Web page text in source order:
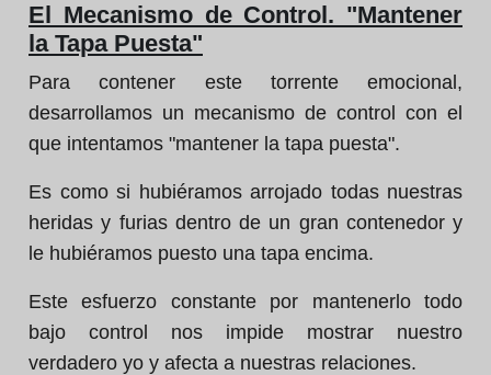
El Mecanismo de Control. "Mantener
la Tapa Puesta"
Para contener este torrente emocional,
desarrollamos un mecanismo de control con el
que intentamos "mantener la tapa puesta".
Es como si hubiéramos arrojado todas nuestras
heridas y furias dentro de un gran contenedor y
le hubiéramos puesto una tapa encima.
Este esfuerzo constante por mantenerlo todo
bajo control nos impide mostrar nuestro
verdadero yo y afecta a nuestras relaciones.